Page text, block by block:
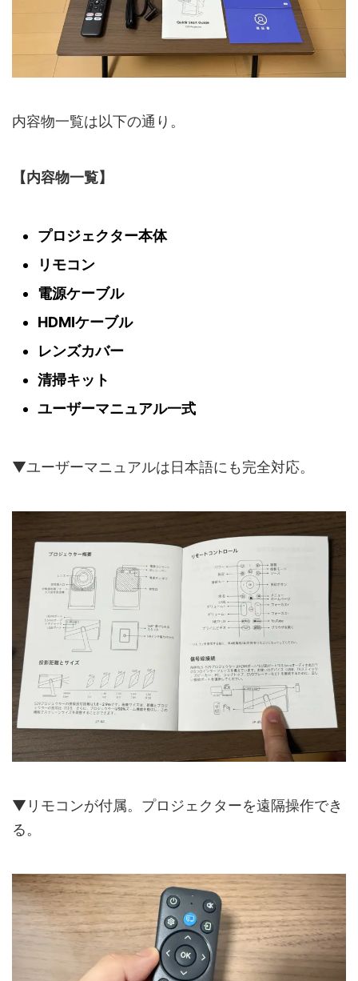
内容物一覧は以下の通り。
【内容物一覧】
プロジェクター本体
リモコン
電源ケーブル
HDMIケーブル
レンズカバー
清掃キット
ユーザーマニュアル一式
▼ユーザーマニュアルは日本語にも完全対応。
▼リモコンが付属。プロジェクターを遠隔操作でき
る。